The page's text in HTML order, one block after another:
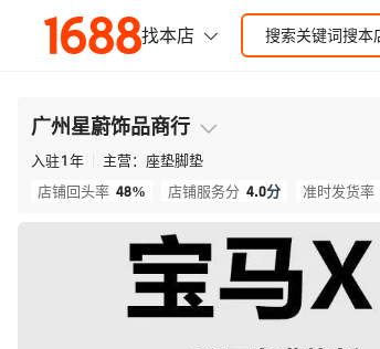
广州星蔚饰品商行
入驻1年 主营： 座垫脚垫
店铺回头率 48% 店铺服务分 4.0分 准时发货率